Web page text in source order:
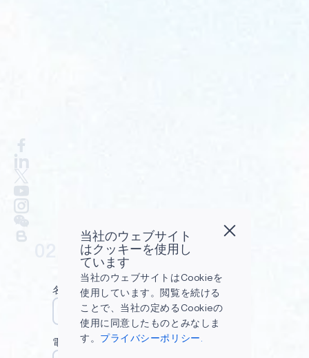
名前 姓
電子メール
当社のウェブサイト
はクッキーを使用し
ています
当社のウェブサイトはCookieを
使用しています。閲覧を続ける
ことで、当社の定めるCookieの
使用に同意したものとみなしま
す。 プライバシーポリシー.